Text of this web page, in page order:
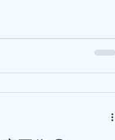
てるみたい… ミアミラみ
良く💁🏻‍♀️💁🏻‍♂️ ウツボの
ったかな？ その他、各種
、タツノオトシゴもまだ
は西風が少し強めの予報